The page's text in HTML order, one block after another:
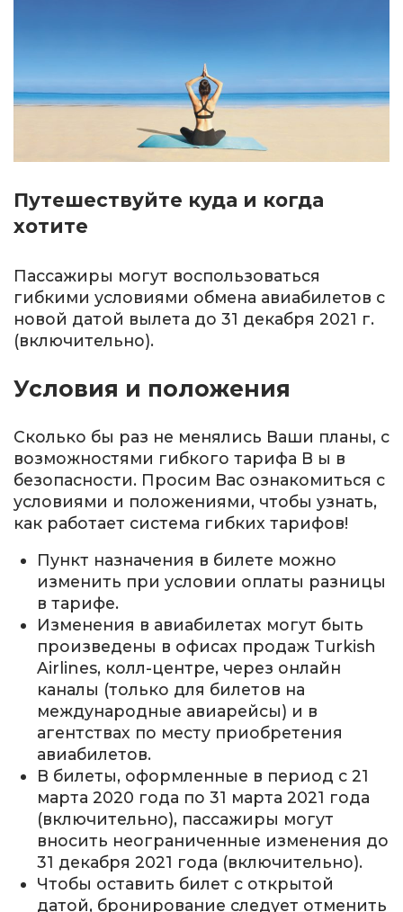
Путешествуйте куда и когда
хотите
Пассажиры могут воспользоваться
гибкими условиями обмена авиабилетов с
новой датой вылета до 31 декабря 2021 г.
(включительно).
Условия и положения
Сколько бы раз не менялись Ваши планы, с
возможностями гибкого тарифа В ы в
безопасности. Просим Вас ознакомиться с
условиями и положениями, чтобы узнать,
как работает система гибких тарифов!
Пункт назначения в билете можно
изменить при условии оплаты разницы
в тарифе.
Изменения в авиабилетах могут быть
произведены в офисах продаж Turkish
Airlines, колл-центре, через онлайн
каналы (только для билетов на
международные авиарейсы) и в
агентствах по месту приобретения
авиабилетов.
В билеты, оформленные в период с 21
марта 2020 года по 31 марта 2021 года
(включительно), пассажиры могут
вносить неограниченные изменения до
31 декабря 2021 года (включительно).
Чтобы оставить билет с открытой
датой, бронирование следует отменить